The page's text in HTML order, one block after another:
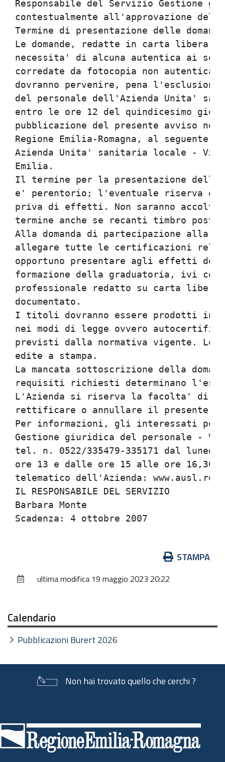
Responsabile del Servizio Gestione
contestualmente all'approvazione del
Termine di presentazione delle domande
Le domande, redatte in carta libera
necessita' di alcuna autentica ai
corredate da fotocopia non
dovranno pervenire, pena
del personale dell'Azienda Unita'
entro le ore 12 del quindicesimo
pubblicazione del presente avviso
Regione Emilia-Romagna, al
Azienda Unita' sanitaria locale - Via
Emilia.
Il termine per la presentazione della
e' perentorio; l'eventuale riserva di
priva di effetti. Non saranno accolte
termine anche se recanti timbro
Alla domanda di partecipazione alla
allegare tutte le certificazioni
opportuno presentare agli effetti
formazione della graduatoria, ivi
professionale redatto su carta
documentato.
I titoli dovranno essere prodotti in
nei modi di legge ovvero
previsti dalla normativa vigente. Le
edite a stampa.
La mancata sottoscrizione della
requisiti richiesti determinano
L'Azienda si riserva la facolta' di
rettificare o annullare il presente
Per informazioni, gli interessati
Gestione giuridica del personale -
tel. n. 0522/335479-335171 dal
ore 13 e dalle ore 15 alle ore
telematico dell'Azienda:
IL RESPONSABILE DEL SERVIZIO
Barbara Monte
documento
STAMPA
ultima modifica 19 maggio 2023 20:22
Calendario
Pubblicazioni Burert 2026
Non hai trovato quello che cerchi ?
di
pagina